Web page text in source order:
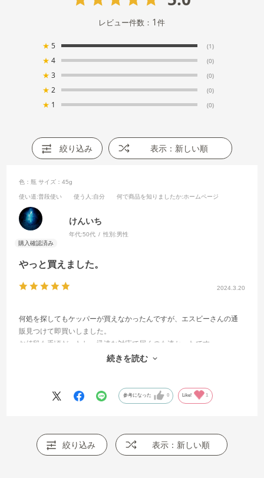
レビュー件数： 1件
★ 5 (1)
★ 4 (0)
★ 3 (0)
★ 2 (0)
★ 1 (0)
絞り込み 表示：新しい順
2024.3.20
やっと買えました。
色：瓶 サイズ：45g
使い道:普段使い 使う人 :自分 何で商品を知りましたか:ホームページ
けんいち
年代:50代 性別:男性
何処を探してもケッパーが買えなかったんですが、エスビーさんの通
販見つけて即買いしました。
お値段も手頃だったし、迅速な対応で届くのも速かったです。
またスパイスで困ったら利用させていただきます。
続きを読む
参考になった 0 Like! 1
絞り込み 表示：新しい順